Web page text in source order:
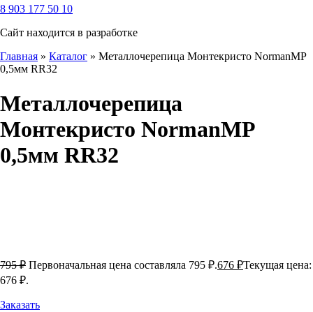
8 903 177 50 10
Сайт находится в разработке
Главная » Каталог » Металлочерепица Монтекристо NormanMP
0,5мм RR32
Металлочерепица
Монтекристо NormanMP
0,5мм RR32
795₽ Первоначальная цена составляла 795 ₽.676 ₽Текущая цена:
676 ₽.
Заказать